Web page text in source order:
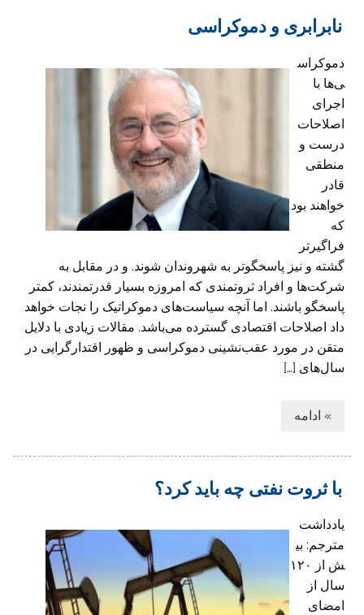
نابرابری و دموکراسی
دموکراس
ی‌ها با
اجرای
اصلاحات
درست و
منطقی
قادر
خواهند بود
که
فراگیرتر
گشته و نیز پاسخگوتر به شهروندان شوند. و در مقابل به
شرکت‌ها و افراد ثروتمندی که امروزه بسیار قدرتمندند، کمتر
پاسخگو باشند. اما آنچه سیاست‌های دموکراتیک را نجات خواهد
داد اصلاحات اقتصادی گسترده می‌باشد. مقالات زیادی با دلایل
متقن در مورد عقب‌نشینی دموکراسی و ظهور اقتدارگرایی در
سال‌های […]
» ادامه
با ثروت نفتی چه باید کرد؟
یادداشت
مترجم: بی
ش از ۱۲۰
سال از
امضای